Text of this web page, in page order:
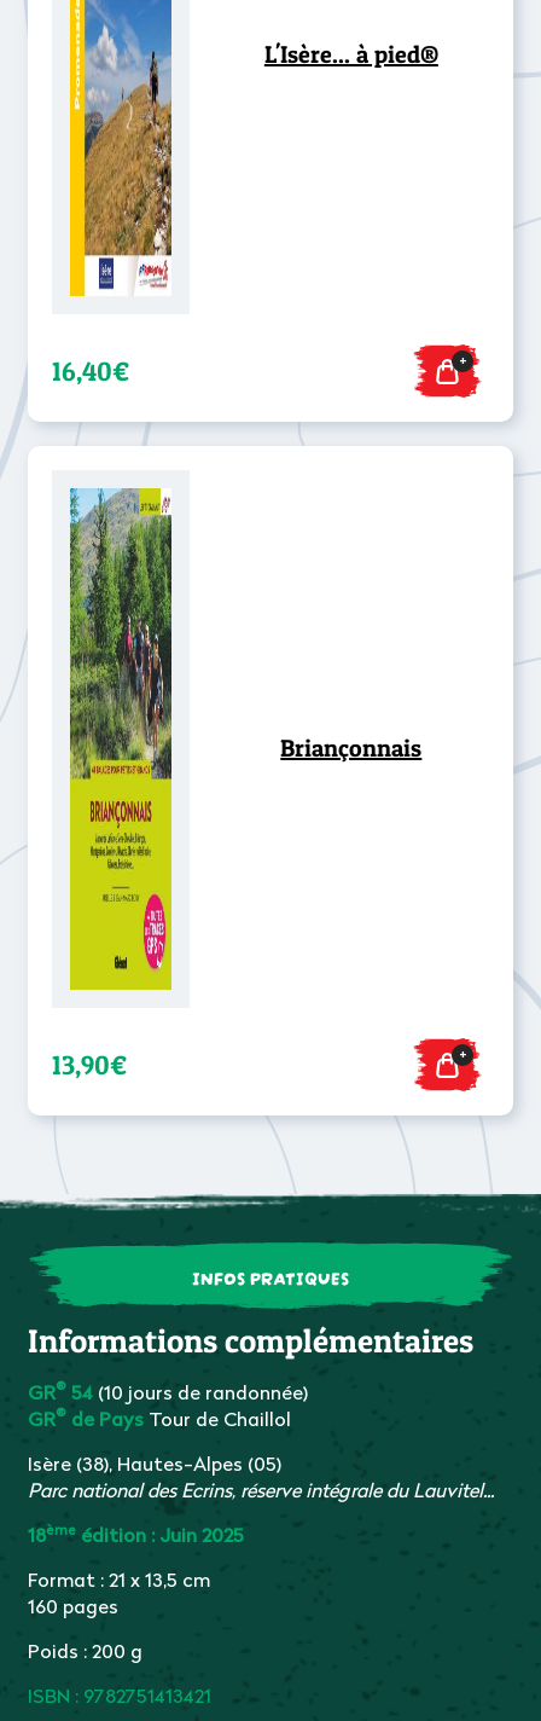
L'Isère... à pied®
16,40€ +
Briançonnais
13,90€ +
INFOS PRATIQUES
Informations complémentaires
GR® 54 (10 jours de randonnée)
GR® de Pays Tour de Chaillol
Isère (38), Hautes-Alpes (05)
Parc national des Ecrins, réserve intégrale du Lauvitel...
18ème édition : Juin 2025
Format : 21 x 13,5 cm
160 pages
Poids : 200 g
ISBN : 9782751413421